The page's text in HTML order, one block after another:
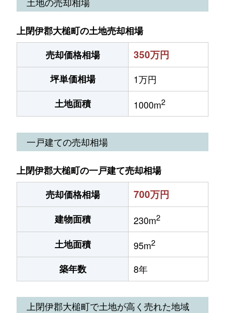
上閉伊郡大槌町の土地売却相場
売却価格相場
350万円
坪単価相場
1万円
土地面積
1000m2
一戸建ての売却相場
上閉伊郡大槌町の一戸建て売却相場
売却価格相場
700万円
建物面積 230m2
土地面積 95m2
築年数 8年
上閉伊郡大槌町で土地が高く売れた地域